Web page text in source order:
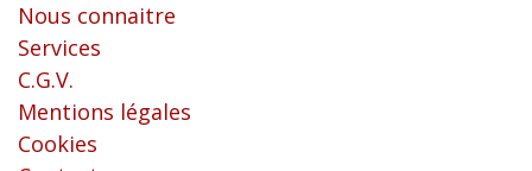
Nous connaitre
Services
C.G.V.
Mentions légales
Cookies